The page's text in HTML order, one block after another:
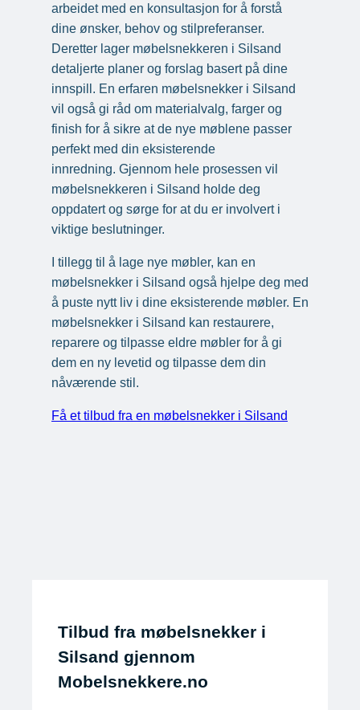
arbeidet med en konsultasjon for å forstå
dine ønsker, behov og stilpreferanser.
Deretter lager møbelsnekkeren i Silsand
detaljerte planer og forslag basert på dine
innspill. En erfaren møbelsnekker i Silsand
vil også gi råd om materialvalg, farger og
finish for å sikre at de nye møblene passer
perfekt med din eksisterende
innredning. Gjennom hele prosessen vil
møbelsnekkeren i Silsand holde deg
oppdatert og sørge for at du er involvert i
viktige beslutninger.
I tillegg til å lage nye møbler, kan en
møbelsnekker i Silsand også hjelpe deg med
å puste nytt liv i dine eksisterende møbler. En
møbelsnekker i Silsand kan restaurere,
reparere og tilpasse eldre møbler for å gi
dem en ny levetid og tilpasse dem din
nåværende stil.
Få et tilbud fra en møbelsnekker i Silsand
Tilbud fra møbelsnekker i
Silsand gjennom
Mobelsnekkere.no